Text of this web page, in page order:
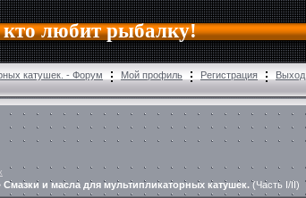
кто любит рыбалку!
катушек. - Форум Мой профиль Регистрация Выход
Смазки и масла для мультипликаторных катушек. (Часть I/II)